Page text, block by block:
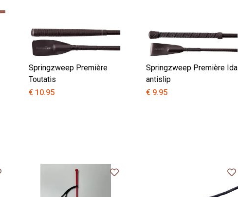
Springzweep Première
Toutatis
€ 10.95
Springzweep Première Ida
antislip
€ 9.95